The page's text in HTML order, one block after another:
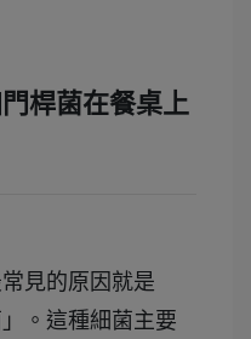
桿菌在餐桌上
見的原因就是
。這種細菌主要